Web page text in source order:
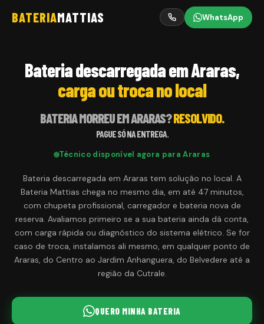
BATERIAMATTIAS WhatsApp
Bateria descarregada em Araras,
carga ou troca no local
BATERIA MORREU EMARARAS?RESOLVIDO.
PAGUE SÓ NA ENTREGA.
Técnico disponível agora paraAraras
Bateria descarregada em Araras tem solução no local. A
Bateria Mattias chega no mesmo dia, em até 47 minutos,
com chupeta profissional, carregador e bateria nova de
reserva. Avaliamos primeiro se a sua bateria ainda dá conta,
com carga rápida ou diagnóstico do sistema elétrico. Se for
caso de troca, instalamos ali mesmo, em qualquer ponto de
Araras, do Centro ao Jardim Anhanguera, do Belvedere até a
região da Cutrale.
QUERO MINHA BATERIA